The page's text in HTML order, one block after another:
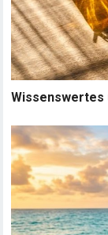
Wissenswertes